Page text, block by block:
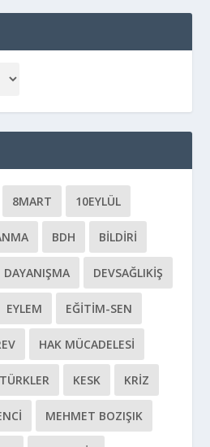
8MART 10EYLÜL
BDH BILDIRI
DAYANIŞMA DEVSAĞLIKİŞ
EYLEM EĞITIM-SEN
HAK MÜCADELESI
KESK KRIZ
MEHMET BOZIŞIK